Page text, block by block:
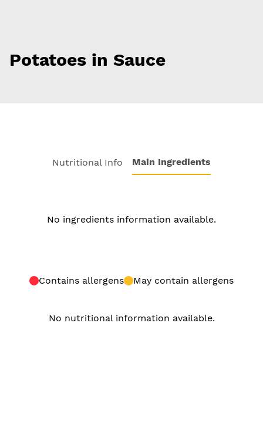
Potatoes in Sauce
Nutritional Info Main Ingredients
No ingredients information available.
Contains allergens May contain allergens
No nutritional information available.